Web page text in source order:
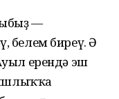
—
белем биреү. Ә
ерендә эш